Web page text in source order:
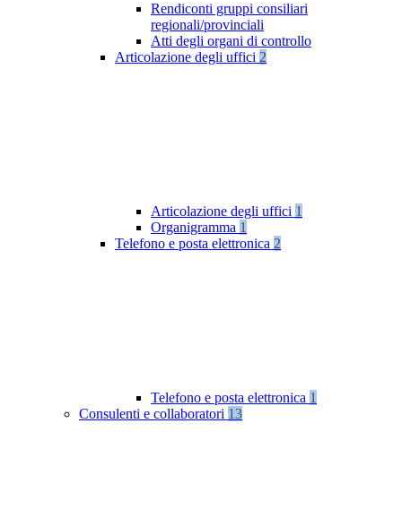
Rendiconti gruppi consiliari
regionali/provinciali
Atti degli organi di controllo
Articolazione degli uffici 2
Articolazione degli uffici 1
Organigramma 1
Telefono e posta elettronica 2
Telefono e posta elettronica 1
Consulenti e collaboratori 13